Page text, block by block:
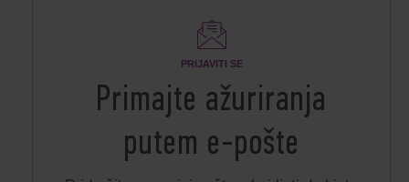
PRIJAVITI SE
Primajte ažuriranja
putem e-pošte